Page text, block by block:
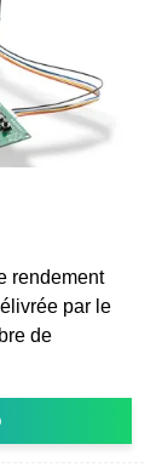
rendement
par le
de